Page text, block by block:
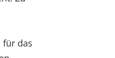
für das